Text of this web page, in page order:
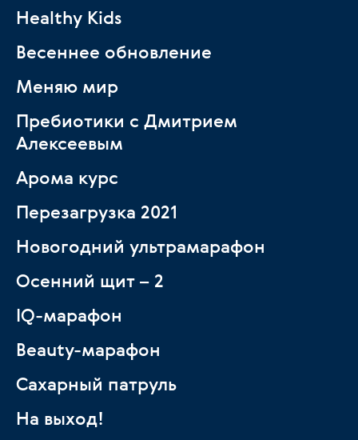
Healthy Kids
Весеннее обновление
Меняю мир
Пребиотики с Дмитрием
Алексеевым
Арома курс
Перезагрузка 2021
Новогодний ультрамарафон
Осенний щит – 2
IQ-марафон
Beauty-марафон
Сахарный патруль
На выход!